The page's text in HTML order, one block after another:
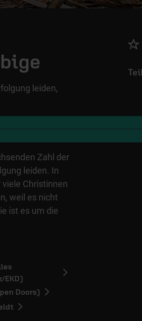
leiden,
Zahl der
leiden. In
Christinnen
weil es nicht
ist es um die
EKD)
Doors)